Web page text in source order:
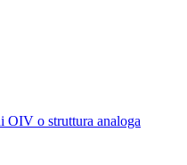
OIV o struttura analoga